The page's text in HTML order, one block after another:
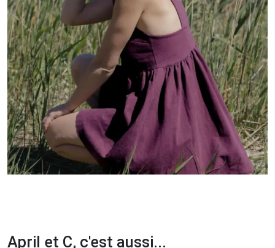
April et C, c'est aussi...